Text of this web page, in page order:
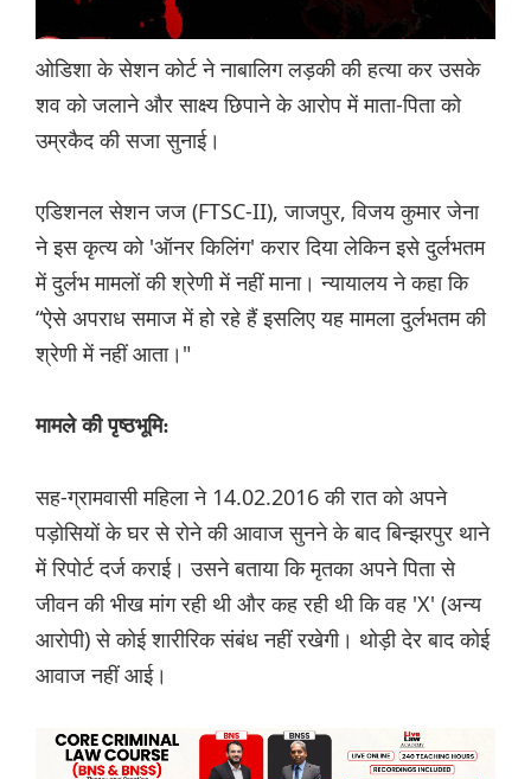
ओडिशा के सेशन कोर्ट ने नाबालिग लड़की की हत्या कर उसके
शव को जलाने और साक्ष्य छिपाने के आरोप में माता-पिता को
उम्रकैद की सजा सुनाई।
एडिशनल सेशन जज (FTSC-II), जाजपुर, विजय कुमार जेना
ने इस कृत्य को 'ऑनर किलिंग' करार दिया लेकिन इसे दुर्लभतम
में दुर्लभ मामलों की श्रेणी में नहीं माना। न्यायालय ने कहा कि
“ऐसे अपराध समाज में हो रहे हैं इसलिए यह मामला दुर्लभतम की
श्रेणी में नहीं आता।"
मामले की पृष्ठभूमि:
सह-ग्रामवासी महिला ने 14.02.2016 की रात को अपने
पड़ोसियों के घर से रोने की आवाज सुनने के बाद बिन्झरपुर थाने
में रिपोर्ट दर्ज कराई। उसने बताया कि मृतका अपने पिता से
जीवन की भीख मांग रही थी और कह रही थी कि वह 'X' (अन्य
आरोपी) से कोई शारीरिक संबंध नहीं रखेगी। थोड़ी देर बाद कोई
आवाज नहीं आई।